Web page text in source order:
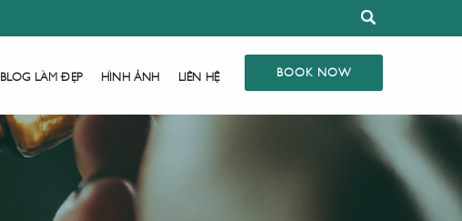
BLOG LÀM ĐẸP HÌNH ẢNH LIÊN HỆ BOOK NOW